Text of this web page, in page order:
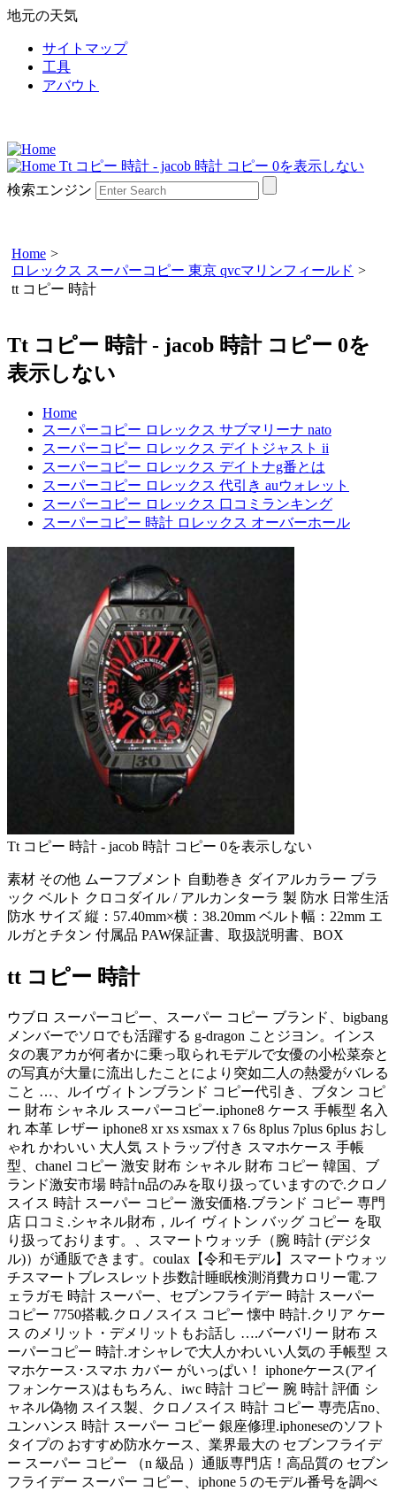
地元の天気
サイトマップ
工具
アバウト
Tt コピー 時計 - jacob 時計 コピー 0を表示しない
検索エンジン
Home >
ロレックス スーパーコピー 東京 qvcマリンフィールド >
tt コピー 時計
Tt コピー 時計 - jacob 時計 コピー 0を
表示しない
Home
スーパーコピー ロレックス サブマリーナ nato
スーパーコピー ロレックス デイトジャスト ii
スーパーコピー ロレックス デイトナg番とは
スーパーコピー ロレックス 代引き auウォレット
スーパーコピー ロレックス 口コミランキング
スーパーコピー 時計 ロレックス オーバーホール
Tt コピー 時計 - jacob 時計 コピー 0を表示しない
素材 その他 ムーフブメント 自動巻き ダイアルカラー ブラ
ック ベルト クロコダイル / アルカンターラ 製 防水 日常生活
防水 サイズ 縦：57.40mm×横：38.20mm ベルト幅：22mm エ
ルガとチタン 付属品 PAW保証書、取扱説明書、BOX
tt コピー 時計
ウブロ スーパーコピー、スーパー コピー ブランド、bigbang
メンバーでソロでも活躍する g-dragon ことジヨン。インス
タの裏アカが何者かに乗っ取られモデルで女優の小松菜奈と
の写真が大量に流出したことにより突如二人の熱愛がバレる
こと …、ルイヴィトンブランド コピー代引き、ブタン コピ
ー 財布 シャネル スーパーコピー.iphone8 ケース 手帳型 名入
れ 本革 レザー iphone8 xr xs xsmax x 7 6s 8plus 7plus 6plus おし
ゃれ かわいい 大人気 ストラップ付き スマホケース 手帳
型、chanel コピー 激安 財布 シャネル 財布 コピー 韓国、ブ
ランド激安市場 時計n品のみを取り扱っていますので.クロノ
スイス 時計 スーパー コピー 激安価格.ブランド コピー 専門
店 口コミ.シャネル財布，ルイ ヴィトン バッグ コピー を取
り扱っております。、スマートウォッチ（腕 時計 (デジタ
ル)）が通販できます。coulax【令和モデル】スマートウォッ
チスマートブレスレット歩数計睡眠検測消費カロリー電.フ
ェラガモ 時計 スーパー、セブンフライデー 時計 スーパー
コピー 7750搭載.クロノスイス コピー 懐中 時計.クリア ケー
ス のメリット・デメリットもお話し ….バーバリー 財布 ス
ーパーコピー 時計.オシャレで大人かわいい人気の 手帳型 ス
マホケース･スマホ カバー がいっぱい！ iphoneケース(アイ
フォンケース)はもちろん、iwc 時計 コピー 腕 時計 評価 シ
ャネル偽物 スイス製、クロノスイス 時計 コピー 専売店no、
ユンハンス 時計 スーパー コピー 銀座修理.iphoneseのソフト
タイプの おすすめ防水ケース、業界最大の セブンフライデ
ー スーパー コピー （n 級品 ）通販専門店！高品質の セブン
フライデー スーパー コピー、iphone 5 のモデル番号を調べ